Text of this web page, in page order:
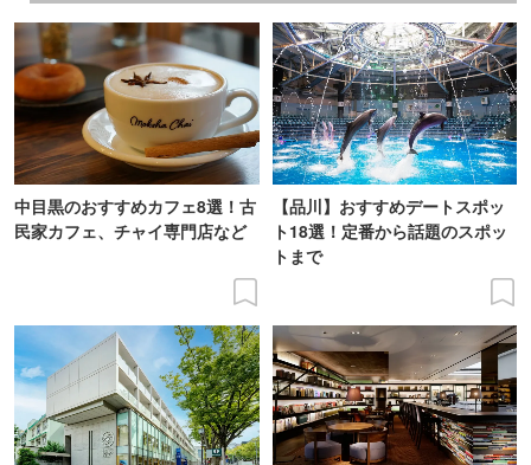
中目黒のおすすめカフェ8選！古
民家カフェ、チャイ専門店など
【品川】おすすめデートスポッ
ト18選！定番から話題のスポッ
トまで